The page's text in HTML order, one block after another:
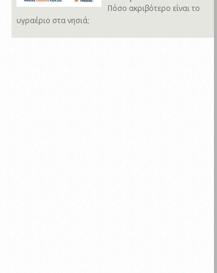
Πόσο ακριβότερο είναι το
υγραέριο στα νησιά;